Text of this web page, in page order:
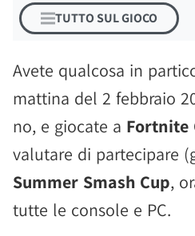
TUTTO SUL GIOCO
Avete qualcosa in
mattina del 2 febbraio
no, e giocate a Fortnite
valutare di partecipare
Summer Smash Cup,
tutte le console e PC.